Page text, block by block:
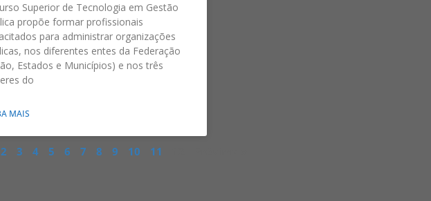
Superior de Tecnologia em Gestão
propõe formar profissionais
para administrar organizações
nos diferentes entes da Federação
Estados e Municípios) e nos três
do
MAIS
2 3 4 5 6 7 8 9 10 11